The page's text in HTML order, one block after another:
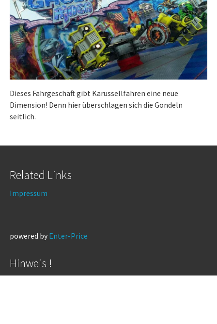
Dieses Fahrgeschäft gibt Karussellfahren eine neue
Dimension! Denn hier überschlagen sich die Gondeln
seitlich.
Related Links
Impressum
powered by Enter-Price
Hinweis !